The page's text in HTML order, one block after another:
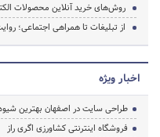
روش‌های خرید آنلاین محصولات
از تبلیغات تا همراهی اجتماعی؛
اخبار ویژه
طراحی سایت در اصفهان بهترین شیوه
فروشگاه اینترنتی کشاورزی اگری راز